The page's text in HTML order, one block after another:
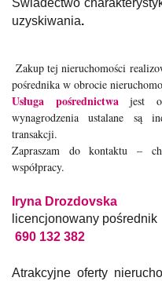
Świadectwo
uzyskiwania.
Zakup tej nieruchomości
pośrednika w obrocie
Usługa pośrednictwajest
wynagrodzenia ustalane są
transakcji.
Zapraszam do kontaktu –
współpracy.
Iryna Drozdovska
licencjonowany pośrednik
690 132 382
Atrakcyjne oferty